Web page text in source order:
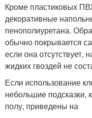
Кроме пластиковых
декоративные
пенополиуретана.
обычно покрывается
если она отсутствует,
жидких гвоздей не
Если использование
небольшие подсказки,
полу, приведены на